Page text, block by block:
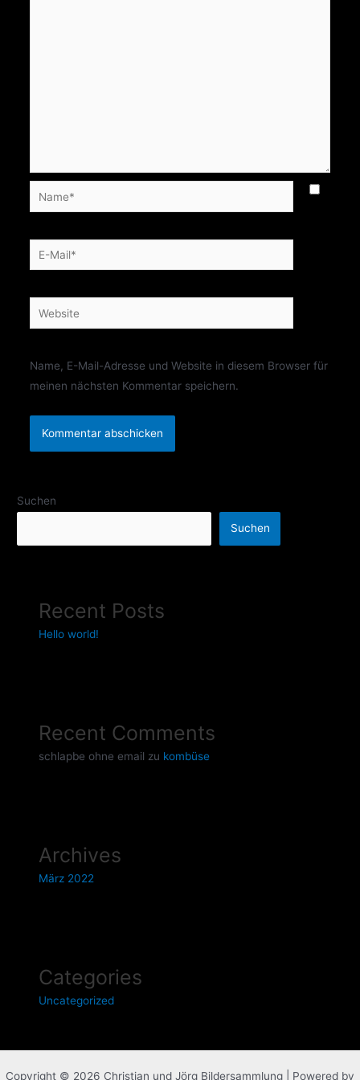
Name*
E-
Mail*
Website
Name, E-Mail-Adresse und Website in diesem Browser für
meinen nächsten Kommentar speichern.
Suchen
Suchen
Recent Posts
Hello world!
Recent Comments
schlapbe ohne email zu kombüse
Archives
März 2022
Categories
Uncategorized
Copyright © 2026 Christian und Jörg Bildersammlung | Powered by